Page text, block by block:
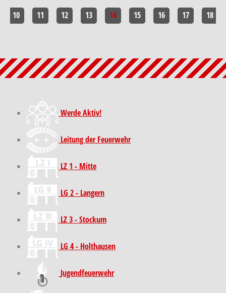
10 11 12 13 14 15 16 17 18
Werde Aktiv!
Leitung der Feuerwehr
LZ 1 - Mitte
LG 2 - Langern
LZ 3 - Stockum
LG 4 - Holthausen
Jugendfeuerwehr